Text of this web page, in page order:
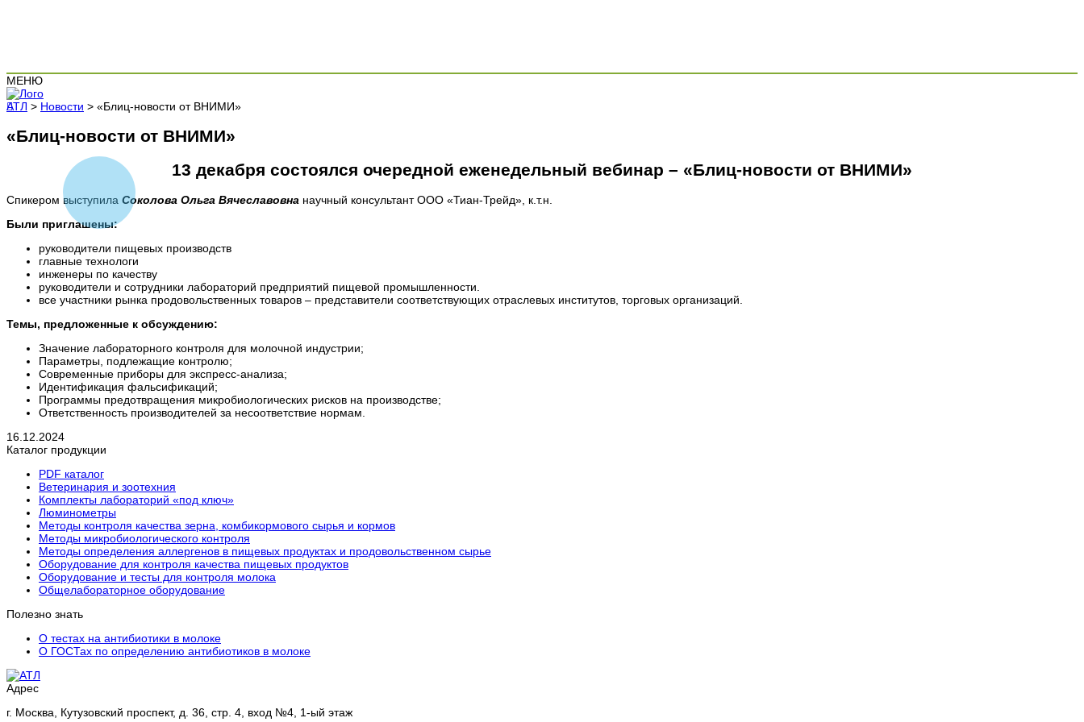
МЕНЮ
АТЛ > Новости > «Блиц-новости от ВНИМИ»
«Блиц-новости от ВНИМИ»
13 декабря состоялся очередной еженедельный вебинар – «Блиц-новости от ВНИМИ»
Спикером выступила Соколова Ольга Вячеславовна научный консультант ООО «Тиан-Трейд», к.т.н.
Были приглашены:
руководители пищевых производств
главные технологи
инженеры по качеству
руководители и сотрудники лабораторий предприятий пищевой промышленности.
все участники рынка продовольственных товаров – представители соответствующих отраслевых институтов, торговых организаций.
Темы, предложенные к обсуждению:
Значение лабораторного контроля для молочной индустрии;
Параметры, подлежащие контролю;
Современные приборы для экспресс-анализа;
Идентификация фальсификаций;
Программы предотвращения микробиологических рисков на производстве;
Ответственность производителей за несоответствие нормам.
16.12.2024
Каталог продукции
PDF каталог
Ветеринария и зоотехния
Комплекты лабораторий «под ключ»
Люминометры
Методы контроля качества зерна, комбикормового сырья и кормов
Методы микробиологического контроля
Методы определения аллергенов в пищевых продуктах и продовольственном сырье
Оборудование для контроля качества пищевых продуктов
Оборудование и тесты для контроля молока
Общелабораторное оборудование
Полезно знать
О тестах на антибиотики в молоке
О ГОСТах по определению антибиотиков в молоке
Адрес
г. Москва, Кутузовский проспект, д. 36, стр. 4, вход №4, 1-ый этаж